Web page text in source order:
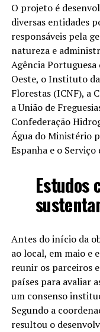
O projeto é
diversas entidades
responsáveis pela
natureza e
Agência Portuguesa
Oeste, o Instituto
Florestas (ICNF), a
a União de
Confederação
Água do Ministério
Espanha e o
Estudos
Antes do início da
ao local, em maio e
reunir os parceiros
países para avaliar
um consenso
Segundo a
resultou o